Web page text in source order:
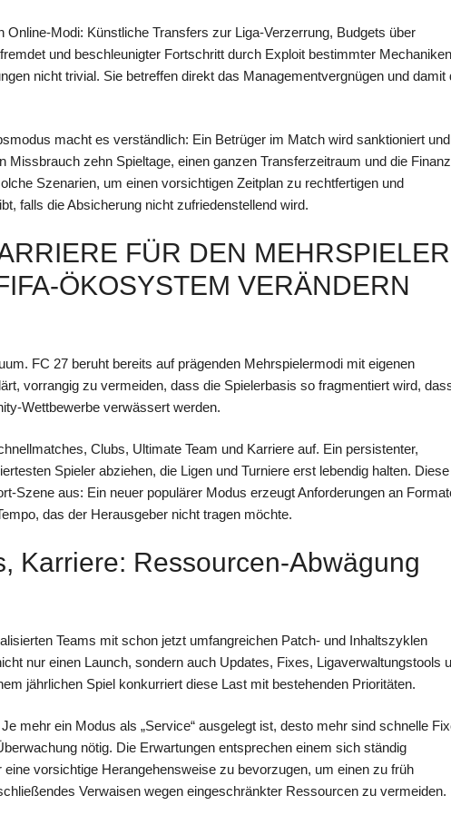
Online-Modi: Künstliche Transfers zur Liga-Verzerrung, Budgets über
und beschleunigter Fortschritt durch Exploit bestimmter
nicht trivial. Sie betreffen direkt das Managementvergnügen und damit
macht es verständlich: Ein Betrüger im Match wird sanktioniert und
Missbrauch zehn Spieltage, einen ganzen Transferzeitraum und die
Szenarien, um einen vorsichtigen Zeitplan zu rechtfertigen und
falls die Absicherung nicht zufriedenstellend wird.
FÜR DEN MEHRSPIELER
ÖKOSYSTEM VERÄNDERN
FC 27 beruht bereits auf prägenden Mehrspielermodi mit eigenen
vorrangig zu vermeiden, dass die Spielerbasis so fragmentiert wird,
Wettbewerbe verwässert werden.
Clubs, Ultimate Team und Karriere auf. Ein persistenter,
Spieler abziehen, die Ligen und Turniere erst lebendig halten. Diese
Szene aus: Ein neuer populärer Modus erzeugt Anforderungen an
das der Herausgeber nicht tragen möchte.
Karriere: Ressourcen-Abwägung
Teams mit schon jetzt umfangreichen Patch- und Inhaltszyklen
nur einen Launch, sondern auch Updates, Fixes, Ligaverwaltungstools
jährlichen Spiel konkurriert diese Last mit bestehenden Prioritäten.
mehr ein Modus als „Service“ ausgelegt ist, desto mehr sind schnelle
nötig. Die Erwartungen entsprechen einem sich ständig
vorsichtige Herangehensweise zu bevorzugen, um einen zu früh
Verwaisen wegen eingeschränkter Ressourcen zu vermeiden.